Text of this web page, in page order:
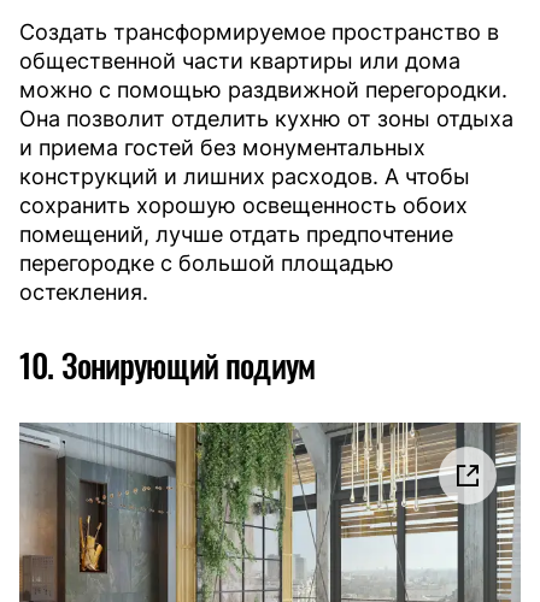
Создать трансформируемое пространство в
общественной части квартиры или дома
можно с помощью раздвижной перегородки.
Она позволит отделить кухню от зоны отдыха
и приема гостей без монументальных
конструкций и лишних расходов. А чтобы
сохранить хорошую освещенность обоих
помещений, лучше отдать предпочтение
перегородке с большой площадью
остекления.
10. Зонирующий подиум